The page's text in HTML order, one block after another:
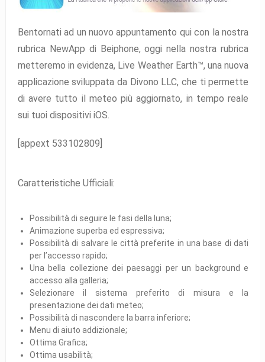
Bentornati ad un nuovo appuntamento qui con la nostra
rubrica NewApp di Beiphone, oggi nella nostra rubrica
metteremo in evidenza, Live Weather Earth™, una nuova
applicazione sviluppata da Divono LLC, che ti permette
di avere tutto il meteo più aggiornato, in tempo reale
sui tuoi dispositivi iOS.
[appext 533102809]
Caratteristiche Ufficiali:
Possibilità di seguire le fasi della luna;
Animazione superba ed espressiva;
Possibilità di salvare le città preferite in una base di dati
per l’accesso rapido;
Una bella collezione dei paesaggi per un background e
accesso alla galleria;
Selezionare il sistema preferito di misura e la
presentazione dei dati meteo;
Possibilità di nascondere la barra inferiore;
Menu di aiuto addizionale;
Ottima Grafica;
Ottima usabilità;